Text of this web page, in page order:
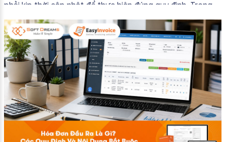
phải kịp thời cập nhật để thực hiện đúng quy định. Trong
bài viết này, hóa đơn điện tử EasyInvoice sẽ chia sẻ 13
trường hợp hóa đơn điện tử không cần […]